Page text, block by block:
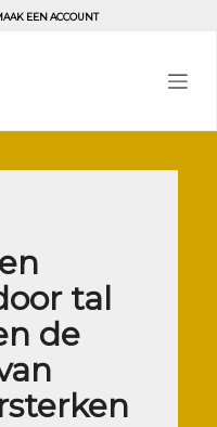
EEN ACCOUNT
tal
de